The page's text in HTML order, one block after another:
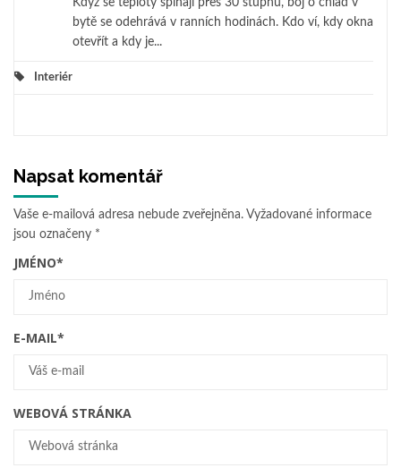
Když se teploty šplhají přes 30 stupňů, boj o chlad v
bytě se odehrává v ranních hodinách. Kdo ví, kdy okna
otevřít a kdy je...
Interiér
Napsat komentář
Vaše e-mailová adresa nebude zveřejněna. Vyžadované informace
jsou označeny *
JMÉNO*
E-MAIL*
WEBOVÁ STRÁNKA